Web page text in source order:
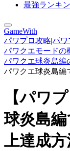
最強ランキ
GameWith
パワプロ攻略|パ
パワクエモードの
パワクエ球炎島編
パワクエ球炎島編
【パワ
球炎島
上達成方